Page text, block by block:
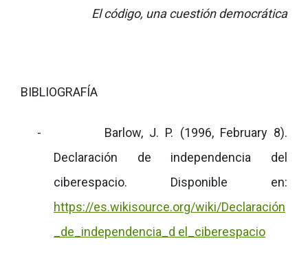
El código, una cuestión democrática
BIBLIOGRAFÍA
-
Barlow, J. P. (1996, February 8).
Declaración de independencia del
ciberespacio. Disponible en:
https://es.wikisource.org/wiki/Declaración
_de_independencia_d el_ciberespacio